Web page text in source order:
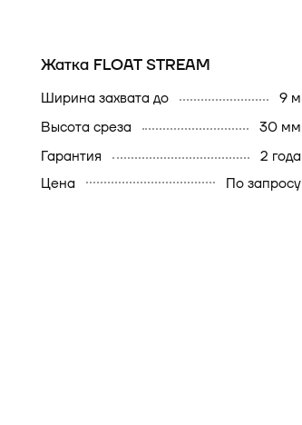
Жатка FLOAT STREAM
ширина захвата до
9 м
высота среза
30 мм
гарантия
2 года
Цена
По запросу